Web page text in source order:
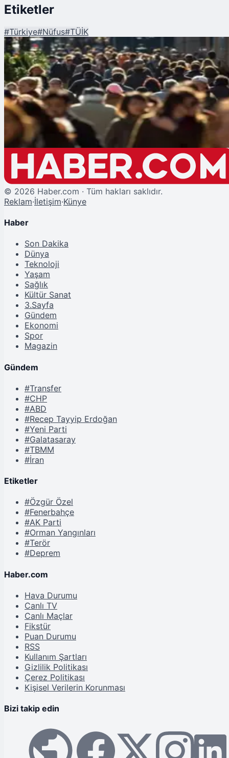
Etiketler
#Türkiye#Nüfus#TÜİK
Şu An Okunan
Türkiye'nin Nüfus Haritası Netleşti: Nüfus 86 Milyonu Aştı, Esenyurt
Geçti!
© 2026 Haber.com · Tüm hakları saklıdır.
Reklam·İletişim·Künye
Haber
Son Dakika
Dünya
Teknoloji
Yaşam
Sağlık
Kültür Sanat
3.Sayfa
Gündem
Ekonomi
Spor
Magazin
Gündem
#Transfer
#CHP
#ABD
#Recep Tayyip Erdoğan
#Yeni Parti
#Galatasaray
#TBMM
#İran
Etiketler
#Özgür Özel
#Fenerbahçe
#AK Parti
#Orman Yangınları
#Terör
#Deprem
Haber.com
Hava Durumu
Canlı TV
Canlı Maçlar
Fikstür
Puan Durumu
RSS
Kullanım Şartları
Gizlilik Politikası
Çerez Politikası
Kişisel Verilerin Korunması
Bizi takip edin